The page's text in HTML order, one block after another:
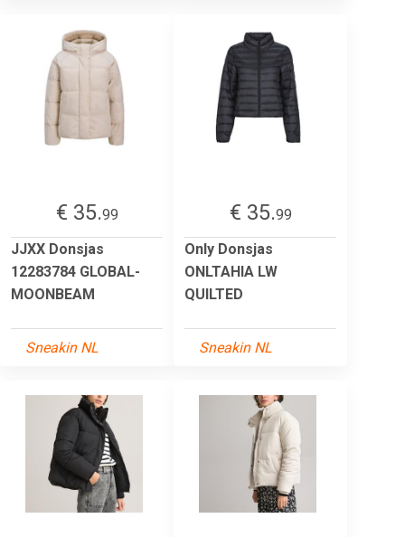
€ 35.99
JJXX Donsjas
12283784 GLOBAL-
MOONBEAM
Sneakin NL
€ 35.99
Only Donsjas
ONLTAHIA LW
QUILTED
Sneakin NL